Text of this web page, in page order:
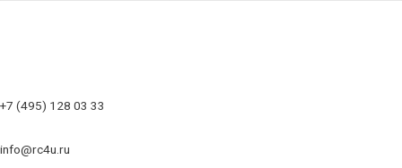
+7 (495) 128 03 33
info@rc4u.ru